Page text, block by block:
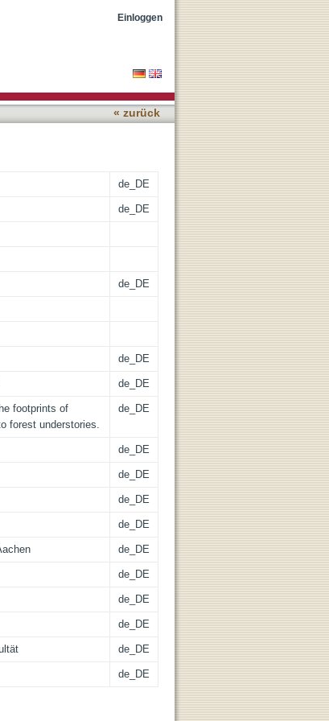
land use fromEinloggen
« zurück
de_DE
de_DE
de_DE
de_DE
de_DE
footprints of
forest understories.
de_DE
de_DE
de_DE
de_DE
de_DE
de_DE
de_DE
de_DE
de_DE
de_DE
de_DE